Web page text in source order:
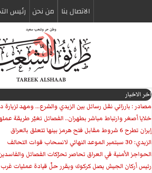
الاتصال بنا من نحن رئیس
اخر الاخبار
مصادر : بارزاني نقل رسائل بين الزيدي والشرع... ومهد
خلايا أصغر وارتباط مباشر بطهران.. الفصائل تغيّر طريقة
إيران تطرح 6 شروط مقابل فتح هرمز بينها تتعلق بالعراق
الزيدي: 30 سبتمبر الموعد النهائي لانسحاب قوات التحالف
الحواجز الأمنية في العراق تحاصر تحرّكات الفصائل
رئيس أركان الجيش يصل كركوك ويقرر حلّ قيادة عمليات